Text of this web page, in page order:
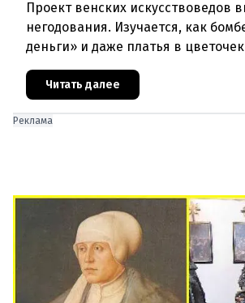
Проект венских искусствоведов
негодования. Изучается, как
деньги» и даже платья в
инструментом пропаганды.
ответа от министра наук
Читать далее
Реклама